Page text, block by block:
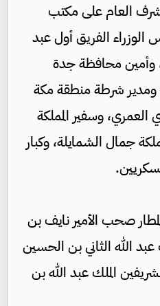
العام على مكتب
الوزراء الفريق أول عبد
وأمين محافظة جدة
ومدير شرطة منطقة مكة
العمري، وسفير المملكة
جمال الشمايلة، وكبار
صحب الأمير نايف بن
الله الثاني بن الحسين
الملك عبد الله بن